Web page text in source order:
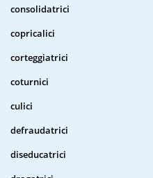
consolidatrici
copricalici
corteggiatrici
coturnici
culici
defraudatrici
diseducatrici